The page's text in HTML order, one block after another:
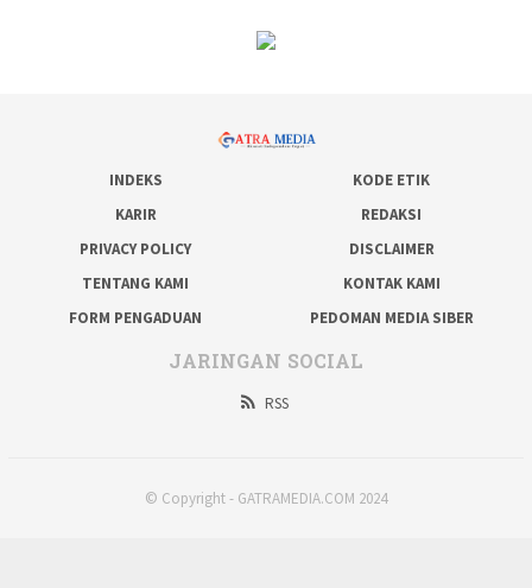
INDEKS
KODE ETIK
KARIR
REDAKSI
PRIVACY POLICY
DISCLAIMER
TENTANG KAMI
KONTAK KAMI
FORM PENGADUAN
PEDOMAN MEDIA SIBER
JARINGAN SOCIAL
RSS
© Copyright - GATRAMEDIA.COM 2024